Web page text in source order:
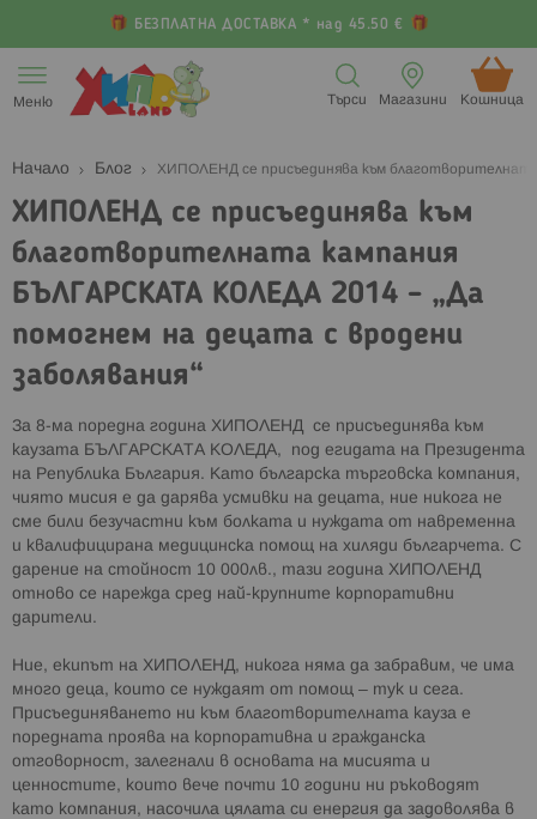
БЕЗПЛАТНА ДОСТАВКА * над 45.50 €
към
съдържанието
Меню Кошница (
Магазини
Търси
Начало Блог ХИПОЛЕНД се присъединява към
ХИПОЛЕНД се присъединява към
благотворителната кампания
БЪЛГАРСКАТА КОЛЕДА 2014 – „Да
помогнем на децата с вродени
заболявания“
За 8-ма поредна година ХИПОЛЕНД се присъединява към
каузата БЪЛГАРСКАТА КОЛЕДА, под егидата на Президента
на Република България. Като българска търговска компания,
чиято мисия е да дарява усмивки на децата, ние никога не
сме били безучастни към болката и нуждата от навременна
и квалифицирана медицинска помощ на хиляди българчета. С
дарение на стойност 10 000лв., тази година ХИПОЛЕНД
отново се нарежда сред най-крупните корпоративни
дарители.
Ние, екипът на ХИПОЛЕНД, никога няма да забравим, че има
много деца, които се нуждаят от помощ – тук и сега.
Присъединяването ни към благотворителната кауза е
поредната проява на корпоративна и гражданска
отговорност, залегнали в основата на мисията и
ценностите, които вече почти 10 години ни ръководят
като компания, насочила цялата си енергия да задоволява в